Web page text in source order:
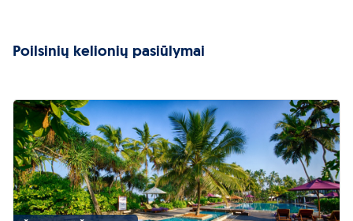
Poilsinių kelionių pasiūlymai